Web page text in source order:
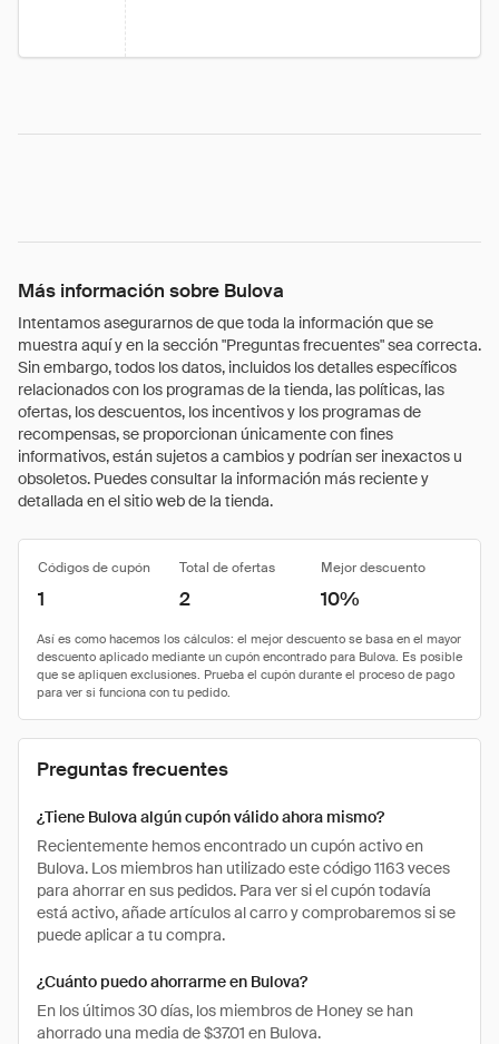
Más información sobre Bulova
Intentamos asegurarnos de que toda la información que se
muestra aquí y en la sección "Preguntas frecuentes" sea correcta.
Sin embargo, todos los datos, incluidos los detalles específicos
relacionados con los programas de la tienda, las políticas, las
ofertas, los descuentos, los incentivos y los programas de
recompensas, se proporcionan únicamente con fines
informativos, están sujetos a cambios y podrían ser inexactos u
obsoletos. Puedes consultar la información más reciente y
detallada en el sitio web de la tienda.
Códigos de cupón Total de ofertas Mejor descuento
1 2 10%
Preguntas frecuentes
¿Tiene Bulova algún cupón válido ahora mismo?
Recientemente hemos encontrado un cupón activo en
Bulova. Los miembros han utilizado este código 1163 veces
para ahorrar en sus pedidos. Para ver si el cupón todavía
está activo, añade artículos al carro y comprobaremos si se
puede aplicar a tu compra.
¿Cuánto puedo ahorrarme en Bulova?
En los últimos 30 días, los miembros de Honey se han
ahorrado una media de $37.01 en Bulova.